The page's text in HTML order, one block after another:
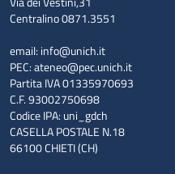
Centralino 0871.3551
email: info@unich.it
PEC:ateneo@pec.unich.it
Partita IVA 01335970693
C.F. 93002750698
Codice IPA: uni_gdch
CASELLA POSTALE N.18
66100 CHIETI (CH)